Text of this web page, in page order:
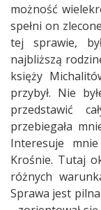
możność
spełni on
tej sprawie,
najbliższą
księży
przybył. Nie
przedstawić
przebiegała
Interesuje
Krośnie. Tutaj
różnych
Sprawa jest